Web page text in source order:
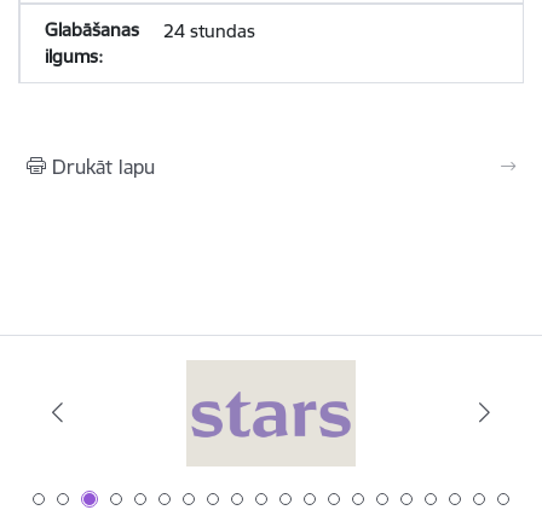
24 stundas
Drukāt lapu